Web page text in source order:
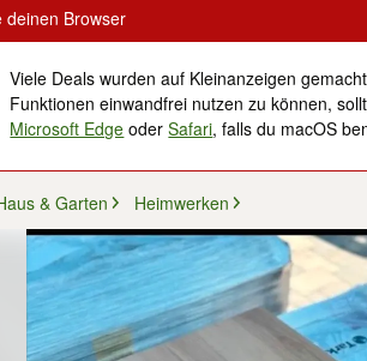
deinen Browser
Viele Deals wurden auf Kleinanzeigen
Funktionen einwandfrei nutzen zu können,
Microsoft Edge oderSafari, falls du macOS
& Garten Heimwerken